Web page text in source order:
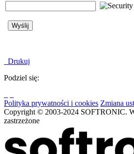
Drukuj
Podziel się:
Polityka prywatności i cookies Zmiana
Copyright © 2003-2024 SOFTRONIC.
zastrzeżone